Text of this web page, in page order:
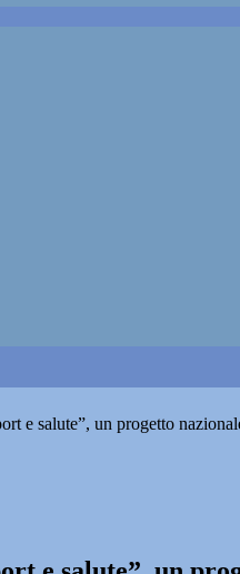
e salute”, un progetto